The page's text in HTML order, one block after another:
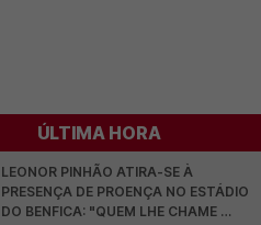
ÚLTIMA HORA
LEONOR PINHÃO ATIRA-SE À
PRESENÇA DE PROENÇA NO ESTÁDIO
DO BENFICA: "QUEM LHE CHAME